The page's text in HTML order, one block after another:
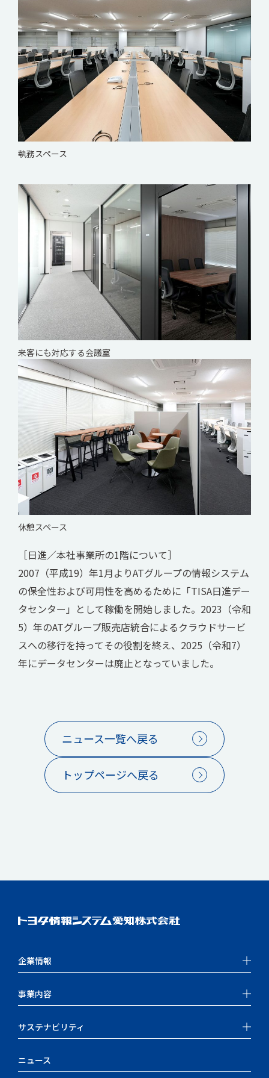
執務スペース
来客にも対応する会議室
休憩スペース
［日進／本社事業所の1階について］
2007（平成19）年1月よりATグループの情報システム
の保全性および可用性を高めるために「TISA日進デー
タセンター」として稼働を開始しました。2023（令和
5）年のATグループ販売店統合によるクラウドサービ
スへの移行を持ってその役割を終え、2025（令和7）
年にデータセンターは廃止となっていました。
ニュース一覧へ戻る
トップページへ戻る
企業情報
事業内容
サステナビリティ
ニュース